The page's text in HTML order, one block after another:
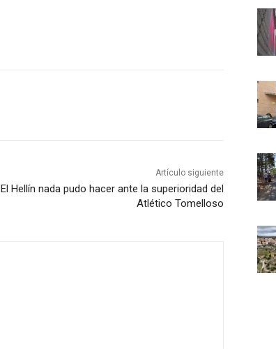
Artículo siguiente
El Hellín nada pudo hacer ante la superioridad del
Atlético Tomelloso